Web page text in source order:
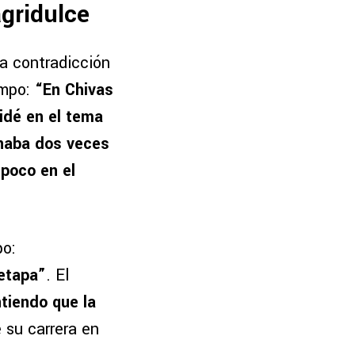
contradicción
“En Chivas
en el tema
dos veces
en el
. El
que la
carrera en